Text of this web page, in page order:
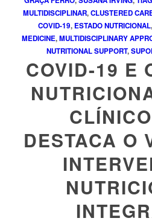
MULTIDISCIPLINAR,CLUSTERED
COVID-19, ESTADO NUTRICIONAL
MEDICINE,MULTIDISCIPLINARY
NUTRITIONAL SUPPORT,
COVID-19 E
DESTACA O